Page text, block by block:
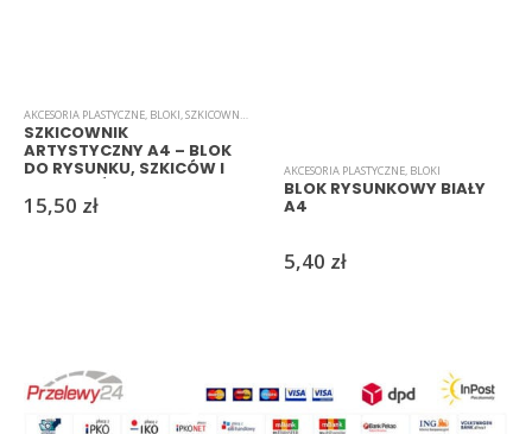
AKCESORIA PLASTYCZNE, BLOKI,SZKICOWNIKI
SZKICOWNIK
ARTYSTYCZNY A4 – BLOK
DO RYSUNKU, SZKICÓW I
PROJEKTÓW |
RESZKASKLEP
15,50 zł
AKCESORIA PLASTYCZNE, BLOKI
BLOK RYSUNKOWY BIAŁY
A4
5,40 zł